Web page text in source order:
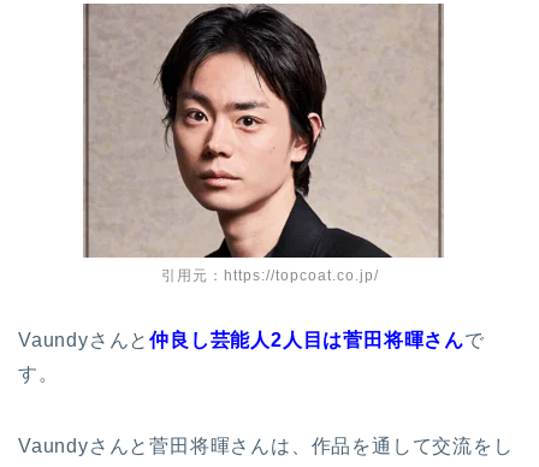
引用元：https://topcoat.co.jp/
Vaundyさんと仲良し芸能人2人目は菅田将暉さんで
す。
Vaundyさんと菅田将暉さんは、作品を通して交流をし